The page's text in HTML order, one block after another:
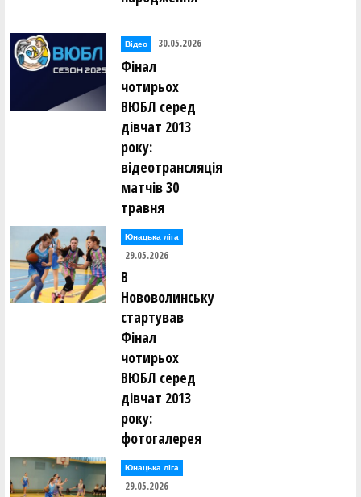
Відео 30.05.2026
Фінал
чотирьох
ВЮБЛ серед
дівчат 2013
року:
відеотрансляція
матчів 30
травня
Юнацька ліга
29.05.2026
В
Нововолинську
стартував
Фінал
чотирьох
ВЮБЛ серед
дівчат 2013
року:
фотогалерея
Юнацька ліга
29.05.2026